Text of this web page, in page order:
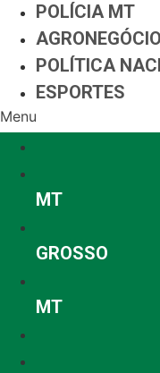
POLÍCIA MT
AGRONEGÓCIO
POLÍTICA
ESPORTES
Menu
MT
GROSSO
MT